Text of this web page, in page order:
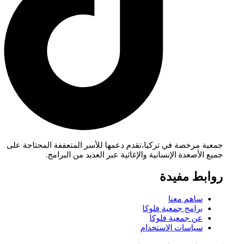
جمعية مرخصة في تركيا،تقدم دعمها للأسر المتعففة المحتاجة على
جميع الأصعدة الإنسانية والإغاثية عبر العديد من البرامج.
روابط مفيدة
ساهم معنا
برامج جمعية فلوكا
عن جمعية فلوكا
سياسات الاستخدام